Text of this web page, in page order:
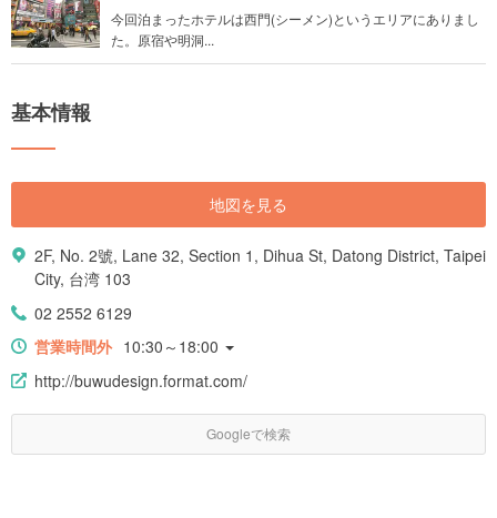
今回泊まったホテルは西門(シーメン)というエリアにありまし
た。原宿や明洞...
基本情報
地図を見る
2F, No. 2號, Lane 32, Section 1, Dihua St, Datong District, Taipei
City, 台湾 103
02 2552 6129
営業時間外 10:30～18:00
http://buwudesign.format.com/
Googleで検索